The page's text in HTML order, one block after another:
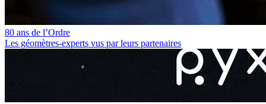
80 ans de l’Ordre
Les géomètres‑experts vus par leurs partenaires